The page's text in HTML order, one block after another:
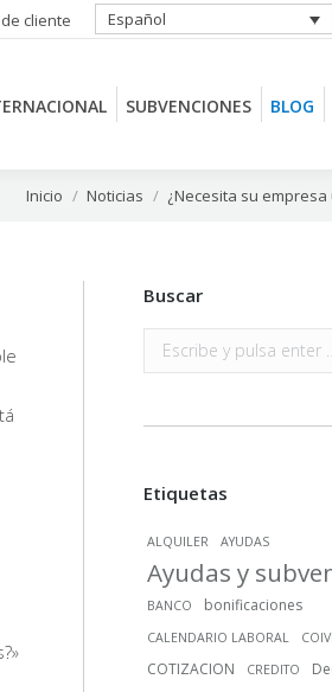
cliente Español
SUBVENCIONES BLOG
Estás aquí:
Inicio Noticias ¿Necesita su
Buscar
Buscar:
Etiquetas
ALQUILER AYUDAS
Ayudas y
BANCO bonificaciones
CALENDARIO LABORAL
COTIZACION CREDITO